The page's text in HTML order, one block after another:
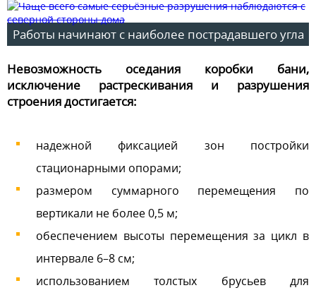
Работы начинают с наиболее пострадавшего угла
Невозможность оседания коробки бани,
исключение растрескивания и разрушения
строения достигается:
надежной фиксацией зон постройки
стационарными опорами;
размером суммарного перемещения по
вертикали не более 0,5 м;
обеспечением высоты перемещения за цикл в
интервале 6–8 см;
использованием толстых брусьев для